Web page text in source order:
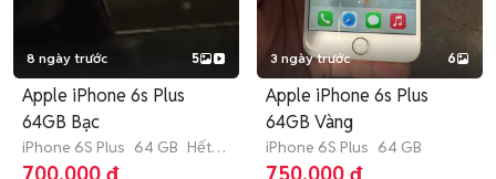
8 ngày trước 5
Apple iPhone 6s Plus
64GB Bạc
iPhone 6S Plus 64 GB Hết
bảo hành
3 ngày trước 6
Apple iPhone 6s Plus
64GB Vàng
iPhone 6S Plus 64 GB